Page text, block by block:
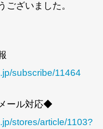
ございました。
subscribe/11464
ール対応◆
stores/article/1103?